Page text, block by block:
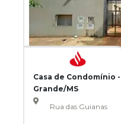
Casa de Condomínio
Grande/MS
Rua das Guianas